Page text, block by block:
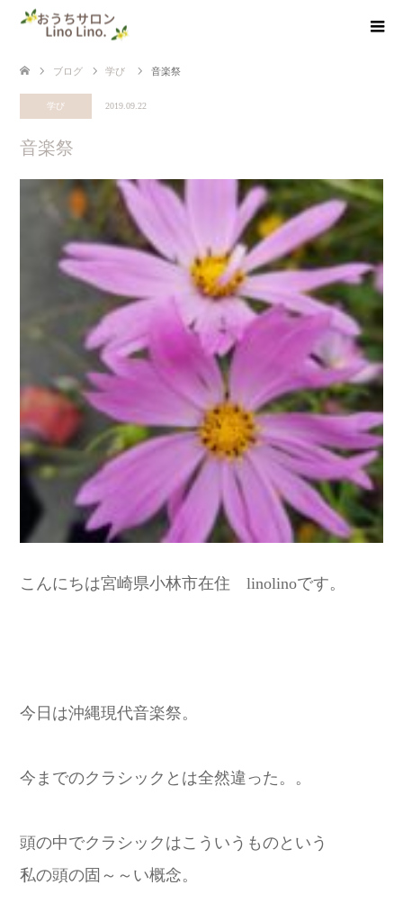
ブログ 学び 音楽祭
学び 2019.09.22
音楽祭
こんにちは宮崎県小林市在住 linolinoです。
今日は沖縄現代音楽祭。
今までのクラシックとは全然違った。。
頭の中でクラシックはこういうものという
私の頭の固～～い概念。